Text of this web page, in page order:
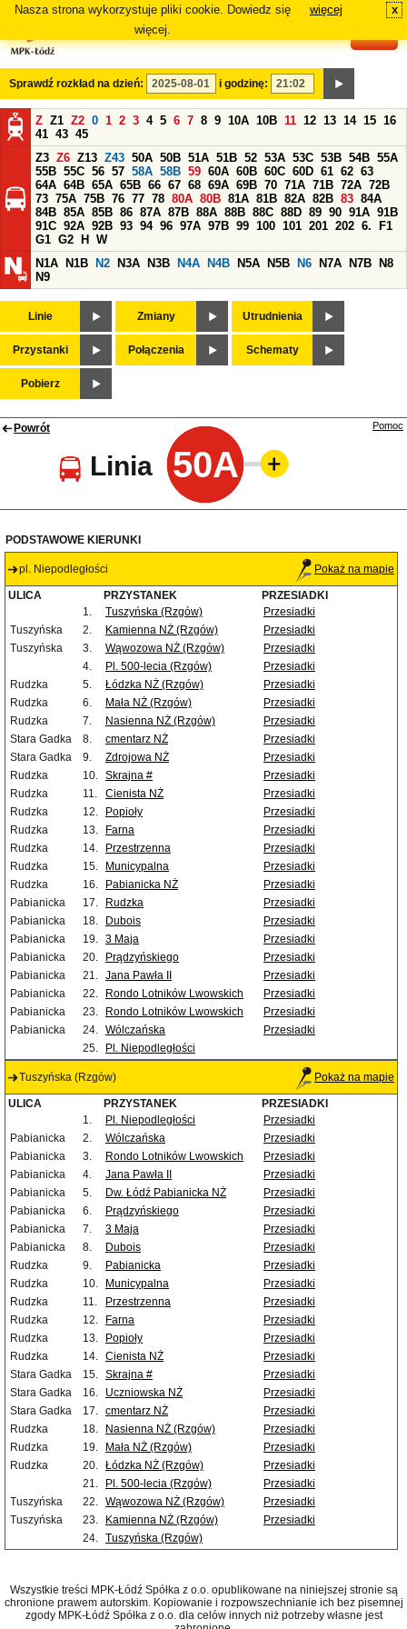
Nasza strona wykorzystuje pliki cookie. Dowiedz się
więcej.
więcej x
Sprawdź rozkład na dzień: i godzinę:
Z Z1 Z2 0 1 2 3 4 5 6 7 8 9 10A 10B 11 12 13 14 15 16
41 43 45
Z3 Z6 Z13 Z43 50A 50B 51A 51B 52 53A 53C 53B 54B 55A
55B 55C 56 57 58A 58B 59 60A 60B 60C 60D 61 62 63
64A 64B 65A 65B 66 67 68 69A 69B 70 71A 71B 72A 72B
73 75A 75B 76 77 78 80A 80B 81A 81B 82A 82B 83 84A
84B 85A 85B 86 87A 87B 88A 88B 88C 88D 89 90 91A 91B
91C 92A 92B 93 94 96 97A 97B 99 100 101 201 202 6.
F1
G1 G2 H
W
N1A
N1B N2 N3A N3B N4A N4B N5A N5B N6 N7A N7B
N8
N9
Linie Zmiany Utrudnienia
Przystanki Połączenia Schematy
Pobierz
Powrót
Linia 50A
Pomoc
PODSTAWOWE KIERUNKI
pl. Niepodległości Pokaż na mapie
ULICA PRZYSTANEK
PRZESIADKI
1.
Tuszyńska (Rzgów)
Przesiadki
Tuszyńska
2. Kamienna NŻ (Rzgów)
Przesiadki
Tuszyńska
3. Wąwozowa NŻ (Rzgów)
Przesiadki
4.
Pl. 500-lecia (Rzgów)
Przesiadki
Rudzka
5. Łódzka NŻ (Rzgów)
Przesiadki
Rudzka
6. Mała NŻ (Rzgów)
Przesiadki
Rudzka
7. Nasienna NŻ (Rzgów)
Przesiadki
Stara Gadka
8. cmentarz NŻ
Przesiadki
Stara Gadka
9. Zdrojowa NŻ
Przesiadki
Rudzka
10. Skrajna #
Przesiadki
Rudzka
11. Cienista NŻ
Przesiadki
Rudzka
12. Popioły
Przesiadki
Rudzka
13. Farna
Przesiadki
Rudzka
14. Przestrzenna
Przesiadki
Rudzka
15. Municypalna
Przesiadki
Rudzka
16. Pabianicka NŻ
Przesiadki
Pabianicka
17. Rudzka
Przesiadki
Pabianicka
18. Dubois
Przesiadki
Pabianicka
19. 3 Maja
Przesiadki
Pabianicka
20. Prądzyńskiego
Przesiadki
Pabianicka
21. Jana Pawła II
Przesiadki
Pabianicka
22. Rondo Lotników Lwowskich
Przesiadki
Pabianicka
23. Rondo Lotników Lwowskich
Przesiadki
Pabianicka
24. Wólczańska
Przesiadki
25.
Pl. Niepodległości
Tuszyńska (Rzgów) Pokaż na mapie
ULICA PRZYSTANEK
PRZESIADKI
1.
Pl. Niepodległości
Przesiadki
Pabianicka
2. Wólczańska
Przesiadki
Pabianicka
3. Rondo Lotników Lwowskich
Przesiadki
Pabianicka
4. Jana Pawła II
Przesiadki
Pabianicka
5. Dw. Łódź Pabianicka NŻ
Przesiadki
Pabianicka
6. Prądzyńskiego
Przesiadki
Pabianicka
7. 3 Maja
Przesiadki
Pabianicka
8. Dubois
Przesiadki
Rudzka
9. Pabianicka
Przesiadki
Rudzka
10. Municypalna
Przesiadki
Rudzka
11. Przestrzenna
Przesiadki
Rudzka
12. Farna
Przesiadki
Rudzka
13. Popioły
Przesiadki
Rudzka
14. Cienista NŻ
Przesiadki
Stara Gadka
15. Skrajna #
Przesiadki
Stara Gadka
16. Uczniowska NŻ
Przesiadki
Stara Gadka
17. cmentarz NŻ
Przesiadki
Rudzka
18. Nasienna NŻ (Rzgów)
Przesiadki
Rudzka
19. Mała NŻ (Rzgów)
Przesiadki
Rudzka
20. Łódzka NŻ (Rzgów)
Przesiadki
21.
Pl. 500-lecia (Rzgów)
Przesiadki
Tuszyńska
22. Wąwozowa NŻ (Rzgów)
Przesiadki
Tuszyńska
23. Kamienna NŻ (Rzgów)
Przesiadki
24. Tuszyńska (Rzgów)
Wszystkie treści MPK-Łódź Spółka z o.o. opublikowane na niniejszej stronie są
chronione prawem autorskim. Kopiowanie i rozpowszechnianie ich bez pisemnej
zgody MPK-Łódź Spółka z o.o. dla celów innych niż potrzeby własne jest